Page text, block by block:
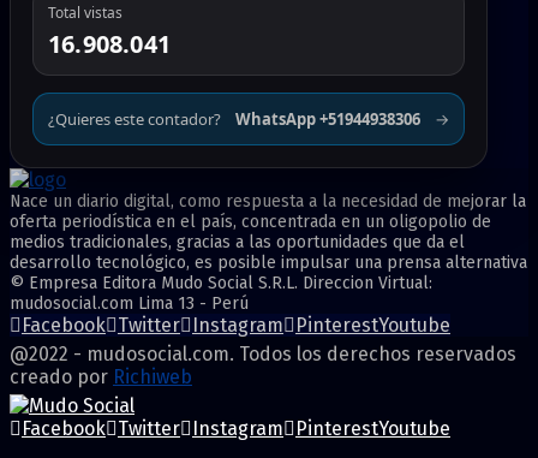
Total vistas
16.908.041
¿Quieres este contador? WhatsApp +51944938306 →
Nace un diario digital, como respuesta a la necesidad de mejorar la
oferta periodística en el país, concentrada en un oligopolio de
medios tradicionales, gracias a las oportunidades que da el
desarrollo tecnológico, es posible impulsar una prensa alternativa
© Empresa Editora Mudo Social S.R.L. Direccion Virtual:
mudosocial.com Lima 13 - Perú
Facebook Twitter Instagram PinterestYoutube
@2022 - mudosocial.com. Todos los derechos reservados
creado por Richiweb
Facebook Twitter Instagram PinterestYoutube